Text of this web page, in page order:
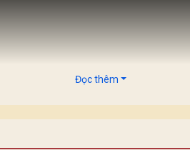
lại có những sứ mệnh riêng.
Đọc thêm